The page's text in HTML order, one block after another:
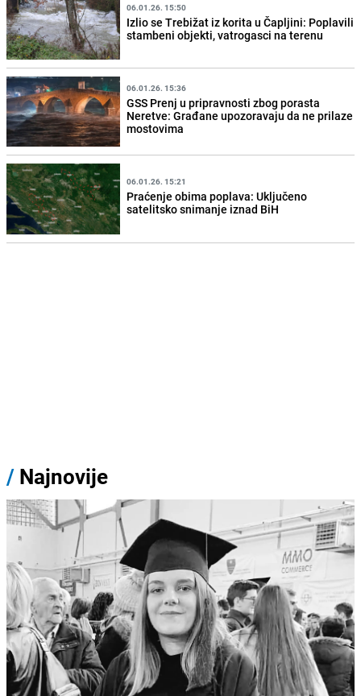
06.01.26. 15:50
Izlio se Trebižat iz korita u Čapljini: Poplavili
stambeni objekti, vatrogasci na terenu
06.01.26. 15:36
GSS Prenj u pripravnosti zbog porasta
Neretve: Građane upozoravaju da ne prilaze
mostovima
06.01.26. 15:21
Praćenje obima poplava: Uključeno
satelitsko snimanje iznad BiH
/ Najnovije